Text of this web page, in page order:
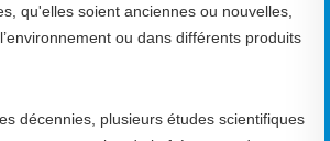
qu'elles soient anciennes ou nouvelles,
ou dans différents produits
décennies, plusieurs études scientifiques